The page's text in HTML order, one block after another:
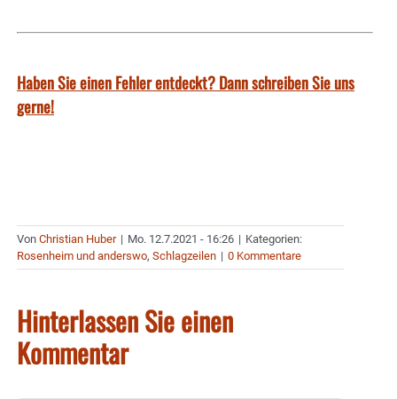
Haben Sie einen Fehler entdeckt? Dann schreiben Sie uns
gerne!
Von Christian Huber | Mo. 12.7.2021 - 16:26 | Kategorien:
Rosenheim und anderswo, Schlagzeilen | 0 Kommentare
Hinterlassen Sie einen
Kommentar